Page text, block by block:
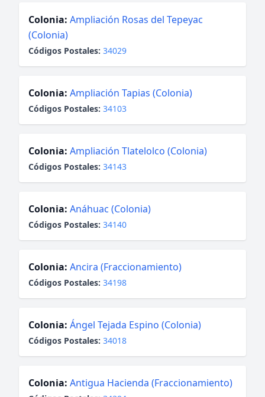
Colonia: Ampliación Rosas del Tepeyac
(Colonia)
Códigos Postales: 34029
Colonia: Ampliación Tapias (Colonia)
Códigos Postales: 34103
Colonia: Ampliación Tlatelolco (Colonia)
Códigos Postales: 34143
Colonia: Anáhuac (Colonia)
Códigos Postales: 34140
Colonia: Ancira (Fraccionamiento)
Códigos Postales: 34198
Colonia: Ángel Tejada Espino (Colonia)
Códigos Postales: 34018
Colonia: Antigua Hacienda (Fraccionamiento)